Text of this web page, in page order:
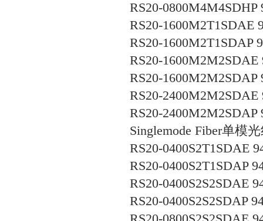
RS20-0800M4M4SDHP
RS20-1600M2T1SDAE
RS20-1600M2T1SDAP
RS20-1600M2M2SDAE
RS20-1600M2M2SDAP
RS20-2400M2M2SDAE
RS20-2400M2M2SDAP
Singlemode Fiber单模光
RS20-0400S2T1SDAE
RS20-0400S2T1SDAP
RS20-0400S2S2SDAE
RS20-0400S2S2SDAP